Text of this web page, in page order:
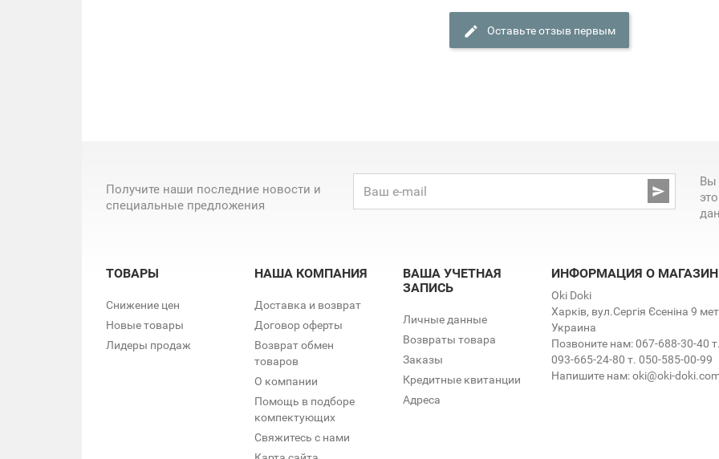
Оставьте отзыв первым
Получите наши последние новости и
специальные предложения

Вы
ТОВАРЫ
Снижение цен
Новые товары
Лидеры продаж
НАША КОМПАНИЯ
Доставка и возврат
Договор оферты
Возврат обмен
товаров
О компании
Помощь в подборе
компектующих
Свяжитесь с нами
ВАША УЧЕТНАЯ
ЗАПИСЬ
Личные данные
Возвраты товара
Заказы
Кредитные квитанции
Адреса
ИНФОРМАЦИЯ О
Oki Doki
Харків, вул.Сергія Єсеніна 9
Украина
Позвоните нам:067-688-30-40
093-665-24-80 т. 050-585-00-99
Напишите нам:oki@oki-